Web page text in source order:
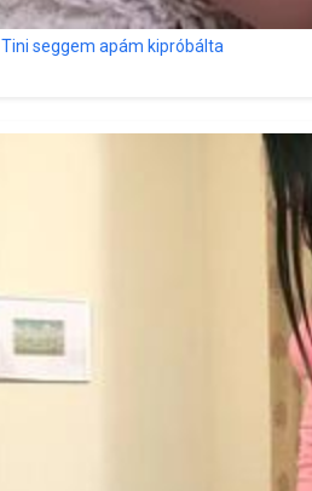
Tini seggem apám kipróbálta